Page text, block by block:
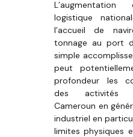
logistique
l’accueil de
tonnage au port
simple
peut
profondeur les
des activités
Cameroun en
industriel en
limites physiques